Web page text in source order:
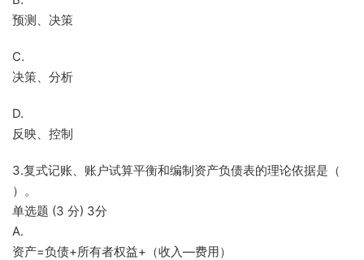
预测、决策
C.
决策、分析
D.
反映、控制
3.复式记账、账户试算平衡和编制资产负债表的理论依据是（
）。
单选题 (3 分) 3分
A.
资产=负债+所有者权益+（收入—费用）